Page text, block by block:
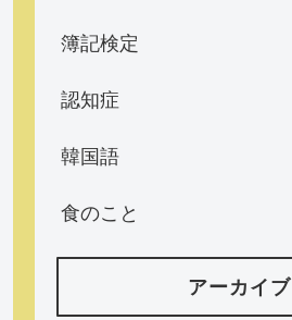
簿記検定
認知症
韓国語
食のこと
アーカイブ